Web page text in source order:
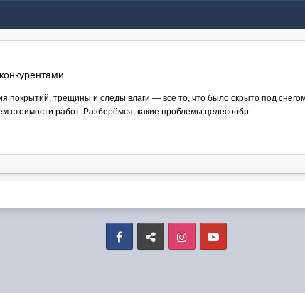
трещины и следы влаги — всё то, что было скрыто под
стоимости работ. Разберёмся, какие проблемы целесообр...
Facebook VK Instagram